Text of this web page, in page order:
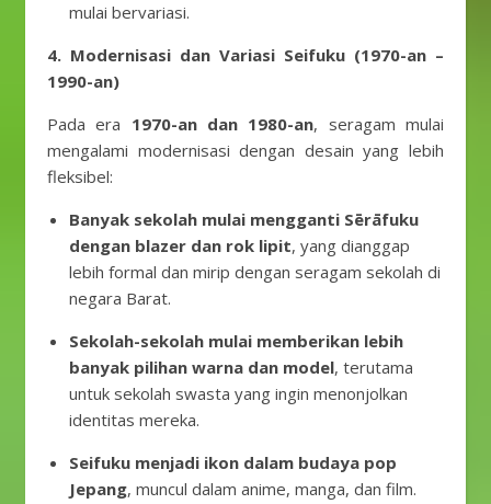
mulai bervariasi.
4. Modernisasi dan Variasi Seifuku (1970-an –
1990-an)
Pada era 1970-an dan 1980-an, seragam mulai
mengalami modernisasi dengan desain yang lebih
fleksibel:
Banyak sekolah mulai mengganti Sērāfuku
dengan blazer dan rok lipit, yang dianggap
lebih formal dan mirip dengan seragam sekolah di
negara Barat.
Sekolah-sekolah mulai memberikan lebih
banyak pilihan warna dan model, terutama
untuk sekolah swasta yang ingin menonjolkan
identitas mereka.
Seifuku menjadi ikon dalam budaya pop
Jepang, muncul dalam anime, manga, dan film.